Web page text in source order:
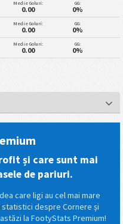
Medie Goluri:
0.00
GG:
0%
Medie Goluri:
0.00
GG:
0%
Medie Goluri:
0.00
GG:
0%
și care sunt mai
de pariuri.
care ligi au cel mai mare
despre Cornere și
la FootyStats Premium!